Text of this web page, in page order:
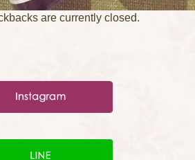
are currently closed.